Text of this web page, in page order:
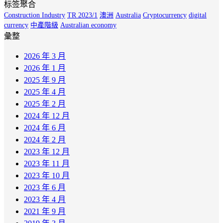
标签聚合
Construction Industry TR 2023/1 澳洲 Australia Cryptocurrency digital
currency 中產階級 Australian economy
彙整
2026 年 3 月
2026 年 1 月
2025 年 9 月
2025 年 4 月
2025 年 2 月
2024 年 12 月
2024 年 6 月
2024 年 2 月
2023 年 12 月
2023 年 11 月
2023 年 10 月
2023 年 6 月
2023 年 4 月
2021 年 9 月